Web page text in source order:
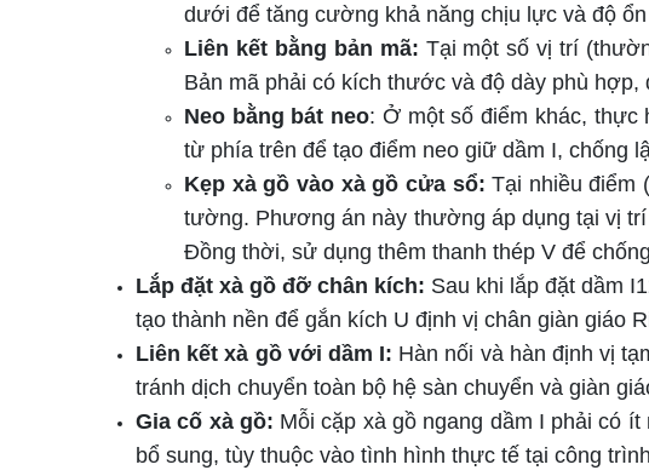
dưới để tăng cường khả năng chịu lực và độ
Liên kết bằng bản mã: Tại một số vị trí
Bản mã phải có kích thước và độ dày phù
Neo bằng bát neo: Ở một số điểm khác, thực
từ phía trên để tạo điểm neo giữ dầm I, chống
Kẹp xà gồ vào xà gồ cửa sổ:Tại nhiều điểm
tường. Phương án này thường áp dụng tại vị
Đồng thời, sử dụng thêm thanh thép V để
Lắp đặt xà gồ đỡ chân kích: Sau khi lắp đặt dầm
tạo thành nền để gắn kích U định vị chân giàn giáo
Liên kết xà gồ với dầm I: Hàn nối và hàn định vị
tránh dịch chuyển toàn bộ hệ sàn chuyển và giàn
Gia cố xà gồ: Mỗi cặp xà gồ ngang dầm I phải có
bổ sung, tùy thuộc vào tình hình thực tế tại công